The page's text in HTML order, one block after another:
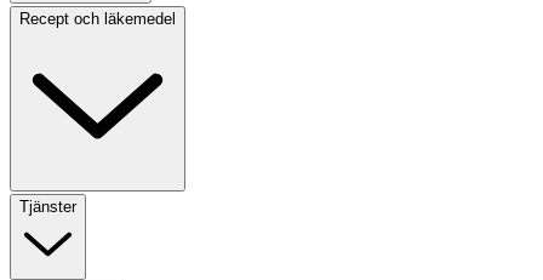
Recept och läkemedel
Tjänster